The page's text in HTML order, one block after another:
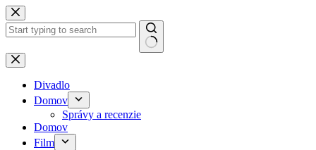
Skip
to
content
No
results
Divadlo
Domov
Správy a recenzie
Domov
Film